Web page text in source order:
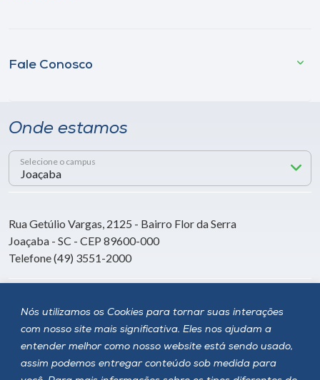
Nós utilizamos os Cookies para tornar suas interações
com nosso site mais significativa. Eles nos ajudam a
entender melhor como nosso website está sendo usado,
assim podemos entregar conteúdo sob medida para
Fale Conosco
Onde estamos
Selecione o campus
Rua Getúlio Vargas, 2125 - Bairro Flor da Serra
Joaçaba - SC - CEP 89600-000
Telefone (49) 3551-2000
Siga a Unoesc